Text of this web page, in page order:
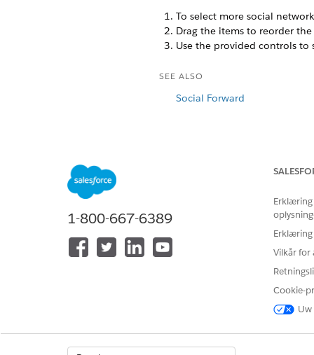
To select more social
Drag the items to reorder
Use the provided controls to
SEE ALSO
Social Forward
Giv os besked, så vi kan
1-800-667-6389
Erklæring
Vilkår for
Cookie-
Uw